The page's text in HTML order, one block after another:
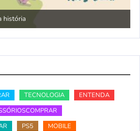
história
TECNOLOGIA
ENTENDA
PS5
MOBILE